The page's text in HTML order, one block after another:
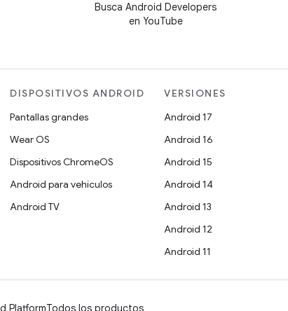
Busca Android Developers
en YouTube
DISPOSITIVOS ANDROID
Pantallas grandes
Wear OS
Dispositivos ChromeOS
Android para vehículos
Android TV
VERSIONES
Android 17
Android 16
Android 15
Android 14
Android 13
Android 12
Android 11
PlatformTodos los productos